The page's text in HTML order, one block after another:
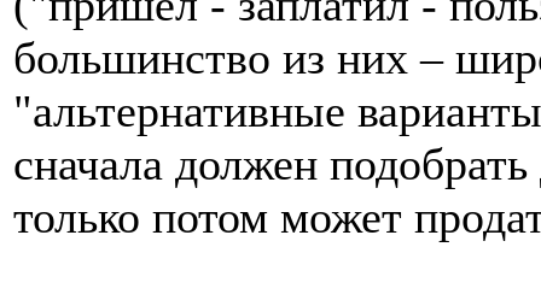
большинство из них –
"альтернативные
сначала должен
только потом может